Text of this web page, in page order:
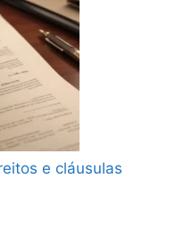
e cláusulas